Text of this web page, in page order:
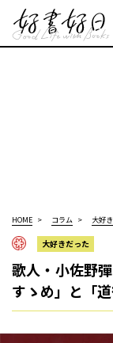
HOME コラム 大好
大好きだった
歌人・小佐野
すゝめ」と「道